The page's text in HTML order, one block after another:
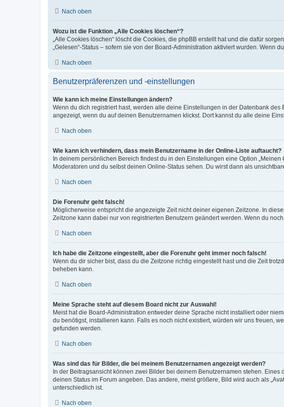
Nach oben
Wozu ist die Funktion „Alle Cookies löschen“?
„Alle Cookies löschen“ löscht die Cookies, die phpBB erstellt hat und die dafür
„Gelesen“-Status – sofern sie von der Board-Administration aktiviert wurden. Wenn
Nach oben
Benutzerpräferenzen und -einstellungen
Wie kann ich meine Einstellungen ändern?
Wenn du dich registriert hast, werden alle deine Einstellungen in der Datenbank
angezeigt, wenn du auf deinen Benutzernamen klickst. Dort kannst du alle deine
Nach oben
Wie kann ich verhindern, dass mein Benutzername in der Online-Liste auftaucht?
In deinem persönlichen Bereich findest du in den Einstellungen eine Option
Moderatoren und du selbst deinen Online-Status sehen. Du wirst dann als
Nach oben
Die Forenuhr geht falsch!
Möglicherweise entspricht die angezeigte Zeit nicht deiner eigenen Zeitzone. In
Zeitzone kann dabei nur von registrierten Benutzern geändert werden. Wenn du
Nach oben
Ich habe die Zeitzone eingestellt, aber die Forenuhr geht immer noch falsch!
Wenn du dir sicher bist, dass du die Zeitzone richtig eingestellt hast und die Zeit
beheben kann.
Nach oben
Meine Sprache steht auf diesem Board nicht zur Auswahl!
Meist hat die Board-Administration entweder deine Sprache nicht installiert oder
du benötigst, installieren kann. Falls es noch nicht existiert, würden wir uns freuen,
gefunden werden.
Nach oben
Was sind das für Bilder, die bei meinem Benutzernamen angezeigt werden?
In der Beitragsansicht können zwei Bilder bei deinem Benutzernamen stehen.
deinen Status im Forum angeben. Das andere, meist größere, Bild wird auch als
unterschiedlich ist.
Nach oben